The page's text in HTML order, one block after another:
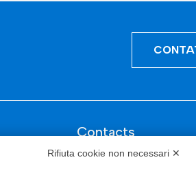
Contacts
Rifiuta cookie non necessari ✕